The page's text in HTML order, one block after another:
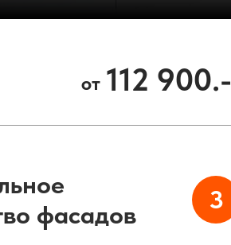
112 900.-
от
3
фасадов